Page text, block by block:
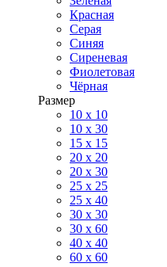
Красная
Серая
Синяя
Сиреневая
Фиолетовая
Чёрная
Размер
10 х 10
10 x 30
15 x 15
20 х 20
20 x 30
25 x 25
25 x 40
30 x 30
30 х 60
40 х 40
60 х 60